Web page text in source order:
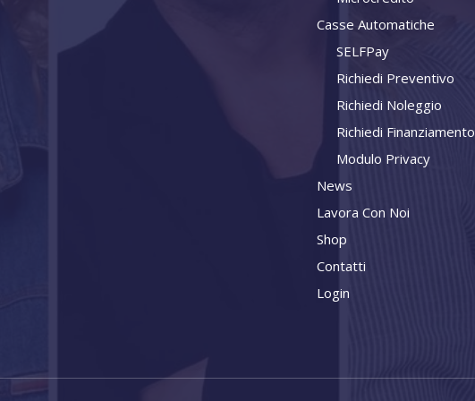
Casse Automatiche
SELFPay
Richiedi Preventivo
Richiedi Noleggio
Richiedi Finanziamento
Modulo Privacy
News
Lavora Con Noi
Shop
Contatti
Login